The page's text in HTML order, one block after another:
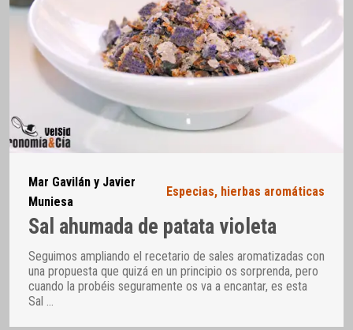
Mar Gavilán y Javier
Muniesa
Especias, hierbas aromáticas
Sal ahumada de patata violeta
Seguimos ampliando el recetario de sales aromatizadas con
una propuesta que quizá en un principio os sorprenda, pero
cuando la probéis seguramente os va a encantar, es esta
Sal